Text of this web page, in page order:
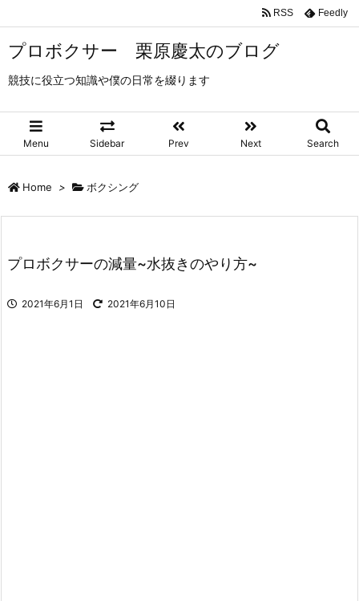
プロボクサー 栗原慶太のブログ
競技に役立つ知識や僕の日常を綴ります
Menu Sidebar Prev Next Search
RSS Feedly
Home > ボクシング
プロボクサーの減量~水抜きのやり方~
2021年6月1日 2021年6月10日